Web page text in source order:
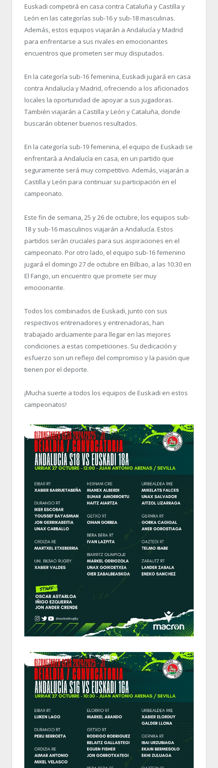
Euskadi competirá en casa contra Cataluña y Castilla y
León en las categorías sub-16 y sub-18 masculinas.
Además, estos equipos viajarán a Andalucía y Madrid
para enfrentarse a sus rivales en emocionantes
encuentros que prometen ser muy disputados.
En la categoría sub-16 femenina, Euskadi jugará en casa
contra Andalucía y Madrid, ofreciendo a los aficionados
locales la oportunidad de apoyar a sus jugadoras.
También viajarán a Castilla y León y Cataluña, donde
buscarán obtener buenos resultados.
En la categoría sub-19 femenina, el equipo de Euskadi se
enfrentará a Andalucía en casa, en un partido que
seguramente será muy competitivo. Además, viajarán a
Castilla y León para continuar su participación en el
campeonato.
Este fin de semana, 25 y 26 de octubre, los equipos sub-
18 y sub-16 masculinos viajarán a Andalucía. Estos
partidos serán cruciales para sus aspiraciones en el
campeonato. Por otro lado, el equipo sub-16 femenino
jugará el domingo 27 de octubre en Bilbao, a las 10:30 en
El Fango, un encuentro que promete ser muy
emocionante.
Todos los combinados de Euskadi, junto con sus
respectivos entrenadores y entrenadoras, han
trabajado arduamente para llegar en las mejores
condiciones a estas competiciones. Su dedicación y
esfuerzo son un reflejo del compromiso y la pasión que
tienen por el deporte.
¡Mucha suerte a todos los equipos de Euskadi en estos
campeonatos!